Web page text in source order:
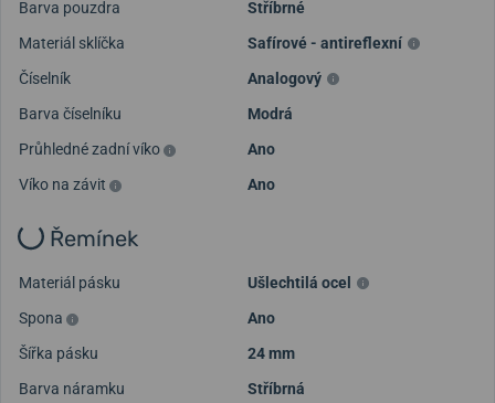
Barva pouzdra
Stříbrné
Materiál sklíčka
Safírové - antireflexní
Číselník
Analogový
Barva číselníku
Modrá
Průhledné zadní víko
Ano
Víko na závit
Ano
Řemínek
Materiál pásku
Ušlechtilá ocel
Spona
Ano
Šířka pásku
24 mm
Barva náramku
Stříbrná